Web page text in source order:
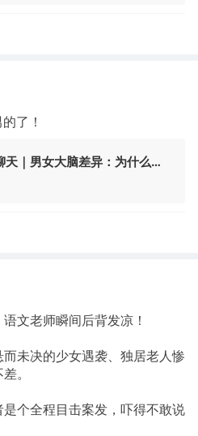
了！
093.和屠龙聊天｜男女大脑差异：为什么我们总在关系里误会彼此？
文老师瞬间后背发凉！
未决的少女遇袭、独居老人惨
。
个全程目击案发，吓得不敢说